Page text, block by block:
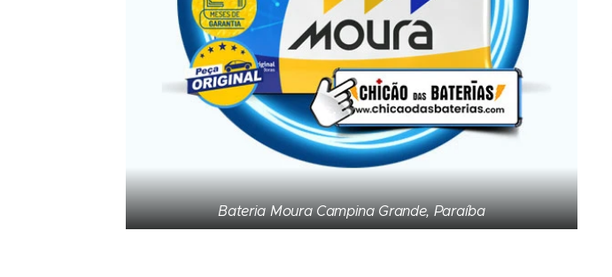
Bateria Moura Campina Grande, Paraíba